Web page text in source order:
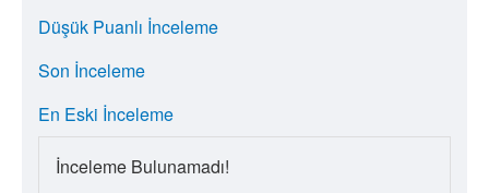
Düşük Puanlı İnceleme
Son İnceleme
En Eski İnceleme
İnceleme Bulunamadı!